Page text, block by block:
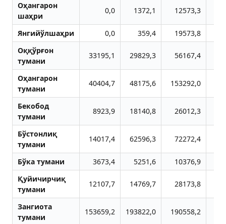
Оҳангарон
шаҳри
0,0 1372,1 12573,3
Янгийўлшаҳри 0,0 359,4 19573,8
Оққўрғон
тумани
33195,1 29829,3 56167,4
Оҳангарон
тумани
40404,7 48175,6 153292,0
Бекобод
тумани
8923,9 18140,8 26012,3
Бўстонлиқ
тумани
14017,4 62596,3 72272,4
Бўка тумани 3673,4 5251,6 10376,9
Қуйичирчиқ
тумани
12107,7 14769,7 28173,8
Зангиота
тумани
153659,2 193822,0 190558,2